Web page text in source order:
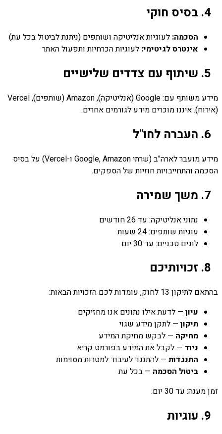
4. בסיס חוקי
הסכמה: לעוגיות אנליטיקה ושותפים (ניתנת לביטול בכל עת)
אינטרס לגיטימי: לעוגיות הכרחיות ותפעול האתר
5. שיתוף עם צדדים שלישיים
מידע משותף עם: Google (אנליטיקה), Amazon (שותפים), Vercel
(אירוח). איננו מוכרים מידע לגורמים אחרים.
6. העברה לחו"ל
מידע מועבר לארה"ב (שרתי Google, Amazon ו-Vercel) על בסיס
הסכמה והתחייבויות חוזיות של הספקים.
7. משך שמירה
נתוני אנליטיקה: עד 26 חודשים
עוגיות שותפים: 24 שעות
לוגים טכניים: עד 30 יום
8. זכויותיכם
בהתאם לתיקון 13 לחוק, עומדות לכם הזכויות הבאות:
עיון — לדעת אילו נתונים אנו מחזיקים
תיקון — לתקן מידע שגוי
מחיקה — לבקש מחיקת המידע
ניוד — לקבל את המידע בפורמט קריא
התנגדות — להתנגד לעיבוד למטרות מסוימות
ביטול הסכמה — בכל עת
זמן מענה: עד 30 יום.
9. עוגיות